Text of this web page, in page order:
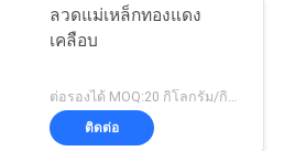
ลวดแม่เหล็กทองแดง
เคลือบ
ติดต่อ